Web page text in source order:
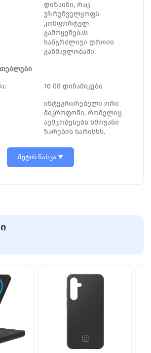
დიზაინი, რაც
უზრუნველყოფს
კომფორტულ
გამოყენებას
ხანგრძლივი დროის
განმავლობაში.
10 მმ დინამიკები
ინტეგრირებული ორი
მიკროფონი, რომელიც
აუმჯობესებს ხმოვანი
ზარების ხარისხს.
მეტის ნახვა